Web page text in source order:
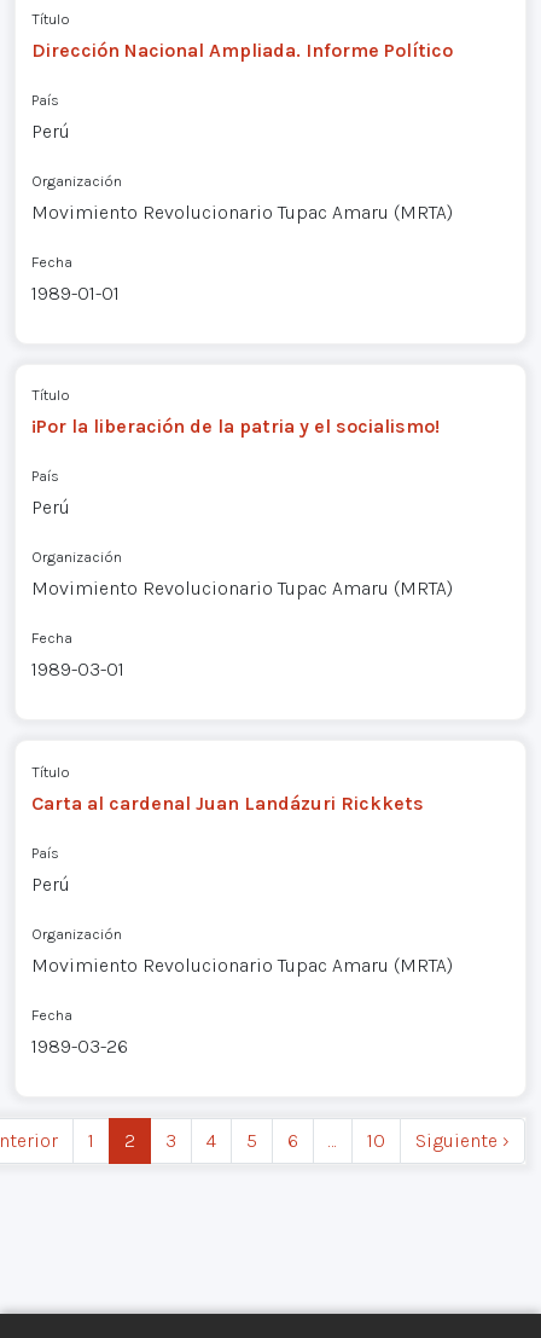
Título
Dirección Nacional Ampliada. Informe Político
País
Perú
Organización
Movimiento Revolucionario Tupac Amaru (MRTA)
Fecha
1989-01-01
Título
¡Por la liberación de la patria y el socialismo!
País
Perú
Organización
Movimiento Revolucionario Tupac Amaru (MRTA)
Fecha
1989-03-01
Título
Carta al cardenal Juan Landázuri Rickkets
País
Perú
Organización
Movimiento Revolucionario Tupac Amaru (MRTA)
Fecha
1989-03-26
1 2 3 4 5 6 … 10 Siguiente ›